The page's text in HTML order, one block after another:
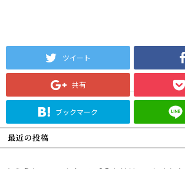
ツイート
共有
ブックマーク
最近の投稿